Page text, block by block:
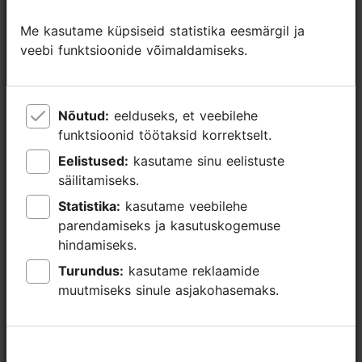
60
Improteater IMPEERIUM
100
30
80
Me kasutame küpsiseid statistika eesmärgil ja
veebi funktsioonide võimaldamiseks.
Nõutud:
funktsioonid töötaksid korrektselt.
Eelistused:
säilitamiseks.
Statistika:
parendamiseks ja kasutuskogemuse
hindamiseks.
Turundus:
muutmiseks sinule asjakohasemaks.
Me kasutame küpsiseid statistika eesmärgil ja
veebi funktsioonide võimaldamiseks.
Nõutud:
funktsioonid töötaksid korrektselt.
Eelistused:
säilitamiseks.
Statistika:
parendamiseks ja kasutuskogemuse
hindamiseks.
Turundus:
muutmiseks sinule asjakohasemaks.